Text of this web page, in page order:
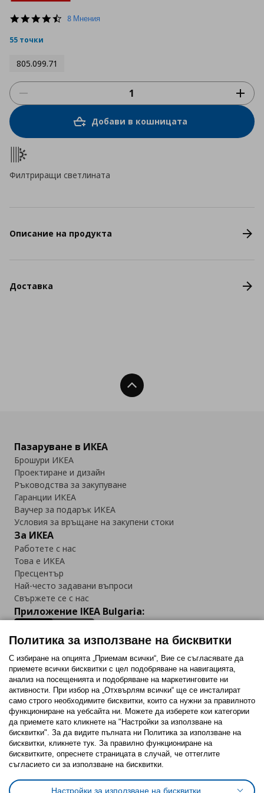
4.5
8 Мнения
55 точки
805.099.71
Добави в кошницата
Филтриращи светлината
Описание на продукта
Доставка
Нагоре
Пазаруване в ИКЕА
Брошури ИКЕА
Проектиране и дизайн
Ръководства за закупуване
Гаранции ИКЕА
Ваучер за подарък ИКЕА
Условия за връщане на закупени стоки
За ИКЕА
Работете с нас
Това е ИКЕА
Пресцентър
Най-често задавани въпроси
Свържете се с нас
Приложение IKEA Bulgaria:
Последвайте ни:
FacebookTwitterYoutubePinterestInstagram
Политика за използване на бисквитки (Cookies)
Избор на настройки за използване на бисквитки
Политика за използване на бисквитки
С избиране на опцията „Приемам всички“, Вие се съгласявате да
приемете всички бисквитки с цел подобряване на навигацията,
анализ на посещенията и подобряване на маркетинговите ни
активности. При избор на „Отхвърлям всички“ ще се инсталират
само строго необходимитe бисквитки, които са нужни за правилното
функциониране на уебсайта ни. Можете да изберете кои категории
да приемете като кликнете на "Настройки за използване на
бисквитки". За да видите пълната ни Политика за използване на
бисквитки, кликнете тук. За правилно функциониране на
бисквитките, опреснете страницата в случай, че оттеглите
съгласието си за използване на бисквитки.
Настройки за използване на бисквитки